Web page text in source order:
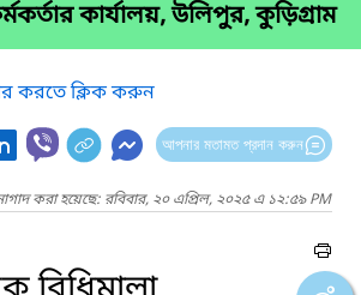
কার্যালয়, উলিপুর, কুড়িগ্রাম
করতে ক্লিক করুন
আপনার মতামত প্রদান করুন
করা হয়েছে: রবিবার, ২০ এপ্রিল, ২০২৫ এ ১২:৫৯ PM